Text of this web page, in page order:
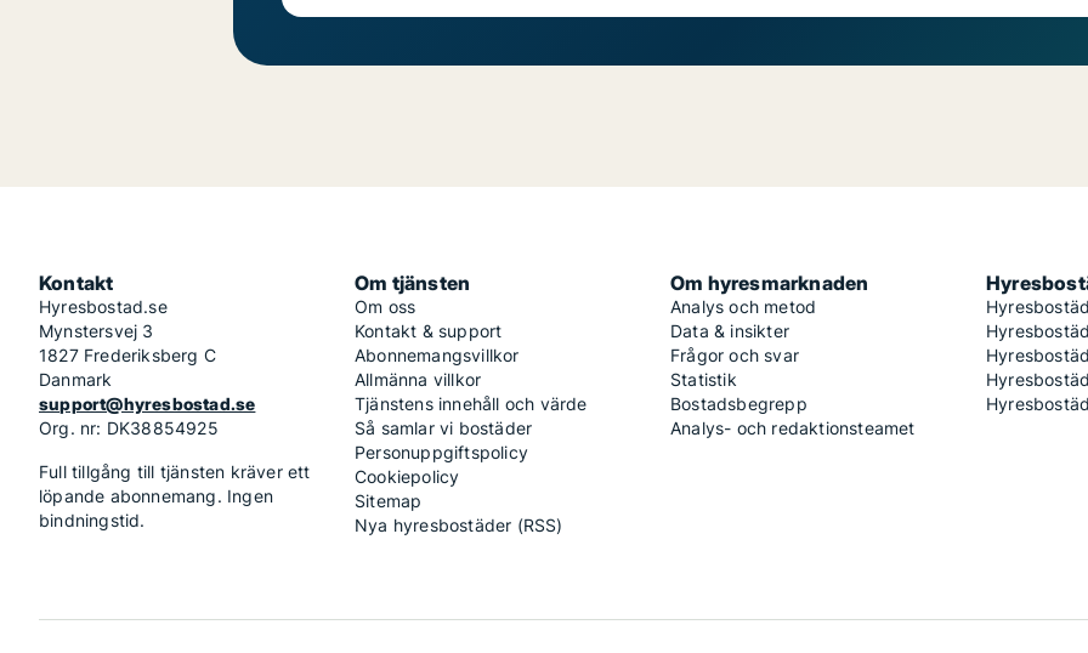
Kontakt
Hyresbostad.se
Mynstersvej 3
1827 Frederiksberg C
Danmark
support@hyresbostad.se
Org. nr: DK38854925
Full tillgång till tjänsten kräver ett
löpande abonnemang. Ingen
bindningstid.
Om tjänsten
Om oss
Kontakt & support
Abonnemangsvillkor
Allmänna villkor
Tjänstens innehåll och värde
Så samlar vi bostäder
Personuppgiftspolicy
Cookiepolicy
Sitemap
Nya hyresbostäder (RSS)
Om hyresmarknaden
Analys och metod
Data & insikter
Frågor och svar
Statistik
Bostadsbegrepp
Analys- och redaktionsteamet